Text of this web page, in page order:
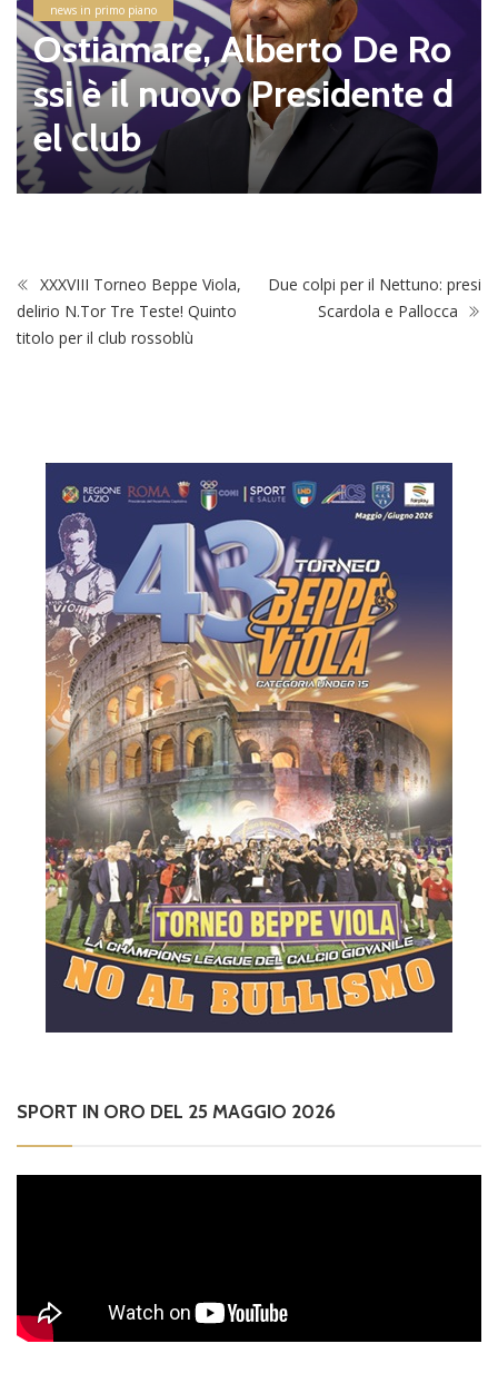
news in primo piano
Ostiamare, Alberto De Ro
ssi è il nuovo Presidente d
el club
XXXVIII Torneo Beppe Viola,
delirio N.Tor Tre Teste! Quinto
titolo per il club rossoblù
Due colpi per il Nettuno: presi
Scardola e Pallocca
SPORT IN ORO DEL 25 MAGGIO 2026